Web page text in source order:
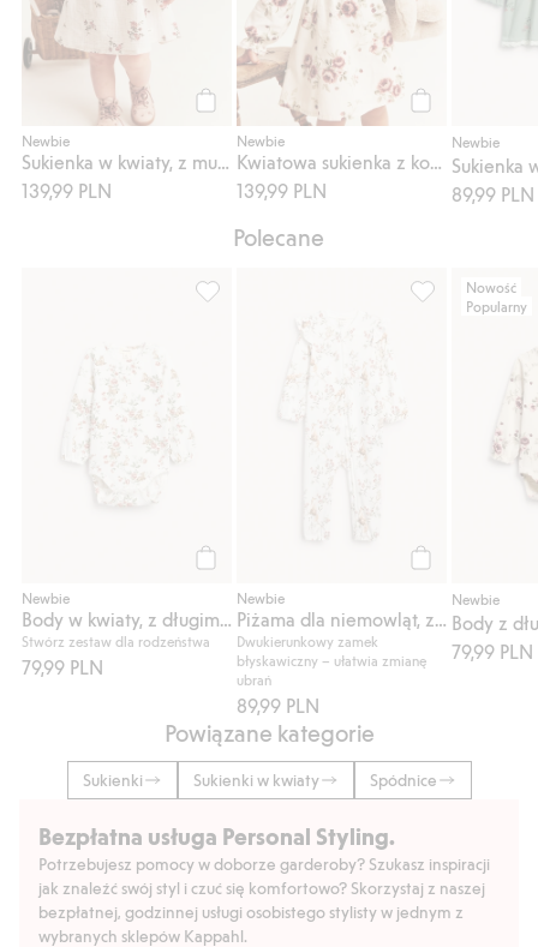
Newbie
139,99 PLN
Newbie
139,99 PLN
Newbie
89,99 PLN
Polecane
Newbie
Stwórz zestaw dla rodzeństwa
79,99 PLN
Body w kwiaty, z długimi rękawami,
Newbie
Dwukierunkowy zamek
błyskawiczny – ułatwia zmianę
ubrań
89,99 PLN
Piżama dla
Nowość
Popularny
Newbie
79,99 PLN
Powiązane kategorie
Sukienki Sukienki w kwiaty Spódnice
Bezpłatna usługa Personal Styling.
Potrzebujesz pomocy w doborze garderoby? Szukasz inspiracji
jak znaleźć swój styl i czuć się komfortowo? Skorzystaj z naszej
bezpłatnej, godzinnej usługi osobistego stylisty w jednym z
wybranych sklepów Kappahl.